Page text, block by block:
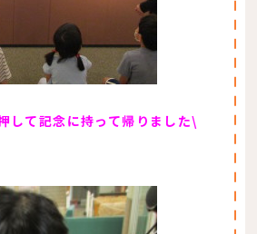
して記念に持って帰りました\